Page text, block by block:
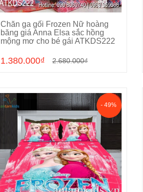
Chọn sản phẩm
Chăn ga gối Frozen Nữ hoàng
băng giá Anna Elsa sắc hồng
mộng mơ cho bé gái ATKDS222
1.380.000₫ 2.680.000₫
- 49%